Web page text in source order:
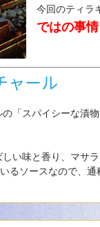
今回のティラ
ではの事
ャール
の「スパイシーな
い味と香り、マサ
るソースなので、通